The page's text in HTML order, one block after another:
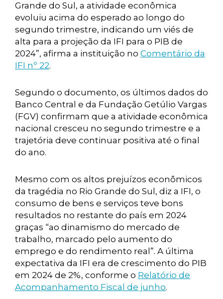
Grande do Sul, a atividade econômica
evoluiu acima do esperado ao longo do
segundo trimestre, indicando um viés de
alta para a projeção da IFI para o PIB de
2024”, afirma a instituição no Comentário da
IFI nº 22.
Segundo o documento, os últimos dados do
Banco Central e da Fundação Getúlio Vargas
(FGV) confirmam que a atividade econômica
nacional cresceu no segundo trimestre e a
trajetória deve continuar positiva até o final
do ano.
Mesmo com os altos prejuízos econômicos
da tragédia no Rio Grande do Sul, diz a IFI, o
consumo de bens e serviços teve bons
resultados no restante do país em 2024
graças “ao dinamismo do mercado de
trabalho, marcado pelo aumento do
emprego e do rendimento real”. A última
expectativa da IFI era de crescimento do PIB
em 2024 de 2%, conforme o Relatório de
Acompanhamento Fiscal de junho.